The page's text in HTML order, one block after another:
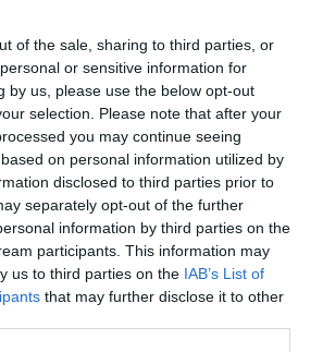
of the sale, sharing to third parties, or
or sensitive information for
by us, please use the below opt-out
selection. Please note that after your
you may continue seeing
on personal information utilized by
disclosed to third parties prior to
separately opt-out of the further
information by third parties on the
participants. This information may
us to third parties on the IAB’s List of
that may further disclose it to other
Catalunya 2022-2023
Departamento de Empresa y
y la Diputación de
conjuntamente por el
Regionales y Metropolitanos
Departamento de Empresa de la
de Barcelona (UAB), bajo la
Guallarte .
internacional de
surgió con la intención de